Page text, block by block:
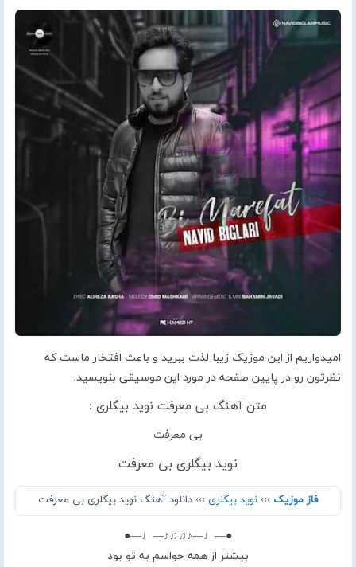
امیدواریم از این موزیک زیبا لذت ببرید و باعث افتخار ماست که
نظرتون رو در پایین صفحه در مورد این موسیقی بنویسید.
متن آهنگ بی معرفت نوید بیگلری :
بی معرفت
نوید بیگلری بی معرفت
فاز موزیک ›››نوید بیگلری ››› دانلود آهنگ نوید بیگلری بی معرفت
●—♩—♪♫♫♪—♩—●
بیشتر از همه حواسم به تو بود